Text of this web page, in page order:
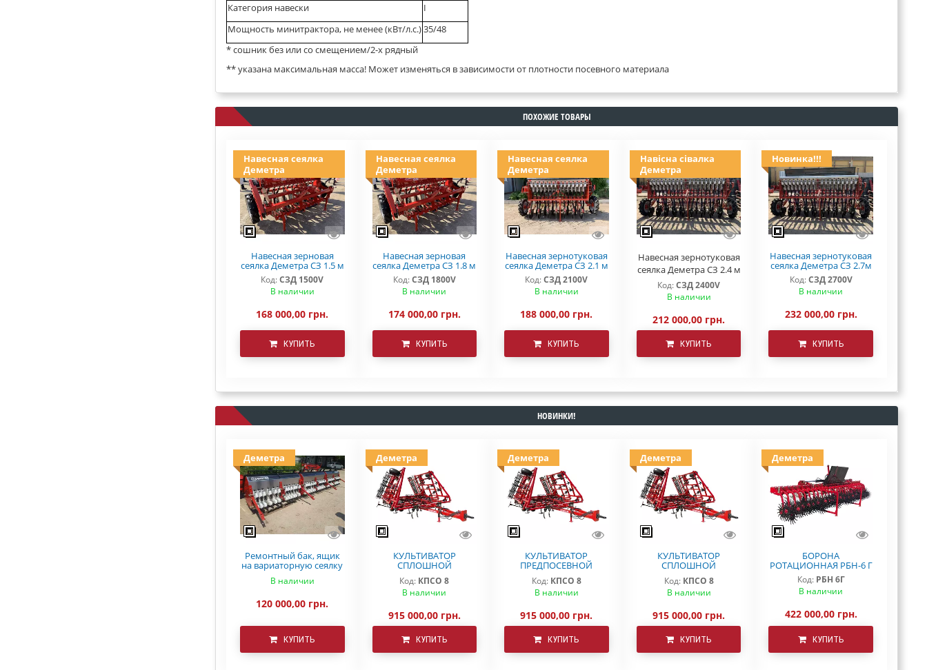
Категория навески
І
Мощность минитрактора, не менее (кВт/л.с.)35/48
* сошник без или со смещением/2-х рядный
** указана максимальная масса! Может изменяться в зависимости от плотности посевного материала
ПОХОЖИЕ ТОВАРЫ
Навесная сеялка
Деметра
Навесная зерновая
сеялка Деметра СЗ 1.5 м
Код:СЗД 1500V
В наличии
168 000,00 грн.
КУПИТЬ
Навесная сеялка
Деметра
Навесная зерновая
сеялка Деметра СЗ 1.8 м
Код:СЗД 1800V
В наличии
174 000,00 грн.
КУПИТЬ
Навесная сеялка
Деметра
Навесная зернотуковая
сеялка Деметра СЗ 2.1 м
Код: СЗД 2100V
В наличии
188 000,00 грн.
КУПИТЬ
Навісна сівалка
Деметра
Навесная зернотуковая
сеялка Деметра СЗ 2.4 м
Код:СЗД 2400V
В наличии
212 000,00 грн.
КУПИТЬ
Новинка!!!
Навесная зернотуковая
сеялка Деметра СЗ 2.7м
Код:СЗД 2700V
В наличии
232 000,00 грн.
КУПИТЬ
НОВИНКИ!
Деметра
Ремонтный бак, ящик
на вариаторную сеялку
СЗ 5.4 Astra
В наличии
120 000,00 грн.
КУПИТЬ
Деметра
КУЛЬТИВАТОР
СПЛОШНОЙ
ОБРАБОТКИ ДЕМЕТРА
КПСО-8
Код: КПСО 8
В наличии
915 000,00 грн.
КУПИТЬ
Деметра
КУЛЬТИВАТОР
ПРЕДПОСЕВНОЙ
ОБРАБОТКИ КПСО-8
ДЕМЕТРА
Код: КПСО 8
В наличии
915 000,00 грн.
КУПИТЬ
Деметра
КУЛЬТИВАТОР
СПЛОШНОЙ
ОБРАБОТКИ КПСО-8
ДЕМЕТРА
Код: КПСО 8
В наличии
915 000,00 грн.
КУПИТЬ
Деметра
БОРОНА
РОТАЦИОННАЯ РБН-6 Г
Код: РБН 6Г
В наличии
422 000,00 грн.
КУПИТЬ